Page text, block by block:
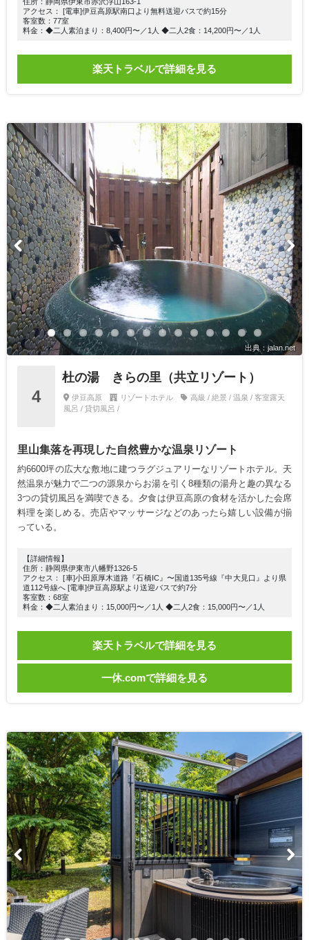
アクセス： [電車]伊豆高原駅南口より無料送迎バスで約15分
客室数：77室
料金：◆二人素泊まり：8,400円〜／1人 ◆二人2食：14,200円〜／1人
楽天トラベルで詳細を見る
出典：jalan.net
4
杜の湯 きらの里（共立リゾート）
伊豆高原 リゾートホテル
高級 / 絶景 / 温泉 / 客室露天
風呂 / 貸切風呂 /
里山集落を再現した自然豊かな温泉リゾート
約6600坪の広大な敷地に建つラグジュアリーなリゾートホテル。天
然温泉が魅力で二つの源泉からお湯を引く8種類の湯舟と趣の異なる
3つの貸切風呂を満喫できる。夕食は伊豆高原の食材を活かした会席
料理を楽しめる。売店やマッサージなどのあったら嬉しい設備が揃
っている。
【詳細情報】
住所：静岡県伊東市八幡野1326-5
アクセス： [車]小田原厚木道路『石橋IC』〜国道135号線『中大見口』より県
道112号線へ [電車]伊豆高原駅より送迎バスで約7分
客室数：68室
料金：◆二人素泊まり：15,000円〜／1人 ◆二人2食：15,000円〜／1人
楽天トラベルで詳細を見る
一休.comで詳細を見る